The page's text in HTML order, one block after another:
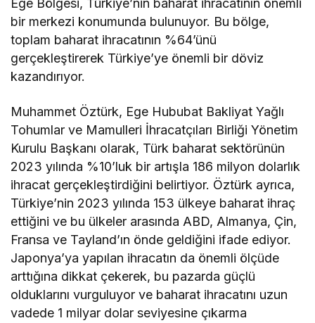
Ege Bölgesi, Türkiye’nin baharat ihracatının önemli
bir merkezi konumunda bulunuyor. Bu bölge,
toplam baharat ihracatının %64’ünü
gerçekleştirerek Türkiye’ye önemli bir döviz
kazandırıyor.
Muhammet Öztürk, Ege Hububat Bakliyat Yağlı
Tohumlar ve Mamulleri İhracatçıları Birliği Yönetim
Kurulu Başkanı olarak, Türk baharat sektörünün
2023 yılında %10’luk bir artışla 186 milyon dolarlık
ihracat gerçekleştirdiğini belirtiyor. Öztürk ayrıca,
Türkiye’nin 2023 yılında 153 ülkeye baharat ihraç
ettiğini ve bu ülkeler arasında ABD, Almanya, Çin,
Fransa ve Tayland’ın önde geldiğini ifade ediyor.
Japonya’ya yapılan ihracatın da önemli ölçüde
arttığına dikkat çekerek, bu pazarda güçlü
olduklarını vurguluyor ve baharat ihracatını uzun
vadede 1 milyar dolar seviyesine çıkarma